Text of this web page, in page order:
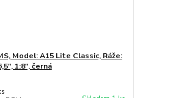
Model: A15 Lite Classic, Ráže:
1:8", černá